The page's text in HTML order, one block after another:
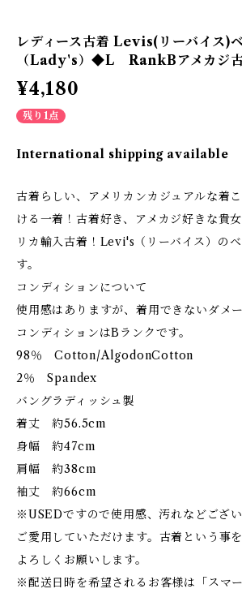
レディース古着 Levis(リーバイス)
（Lady's）◆L RankBアメカジ古
¥4,180
残り1点
International shipping available
古着らしい、アメリカンカジュアルな着
ける一着！古着好き、アメカジ好きな貴
リカ輸入古着！Levi's（リーバイス）の
す。
コンディションについて
使用感はありますが、着用できないダメ
コンディションはBランクです。
98％ Cotton/AlgodonCotton
2％ Spandex
バングラディッシュ製
着丈 約56.5cm
身幅 約47cm
肩幅 約38cm
袖丈 約66cm
※USEDですので使用感、汚れなどござ
ご愛用していただけます。古着という事
よろしくお願いします。
※配送日時を希望されるお客様は「スマ